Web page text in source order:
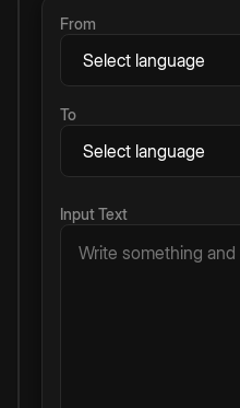
From
To
Input Text